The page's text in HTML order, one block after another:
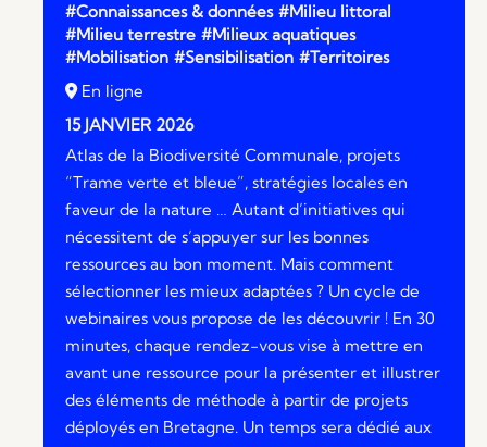
#Connaissances & données #Milieu littoral
#Milieu terrestre #Milieux aquatiques
#Mobilisation #Sensibilisation #Territoires
En ligne
15 JANVIER 2026
Atlas de la Biodiversité Communale, projets
“Trame verte et bleue”, stratégies locales en
faveur de la nature … Autant d’initiatives qui
nécessitent de s’appuyer sur les bonnes
ressources au bon moment. Mais comment
sélectionner les mieux adaptées ? Un cycle de
webinaires vous propose de les découvrir ! En 30
minutes, chaque rendez-vous vise à mettre en
avant une ressource pour la présenter et illustrer
des éléments de méthode à partir de projets
déployés en Bretagne. Un temps sera dédié aux